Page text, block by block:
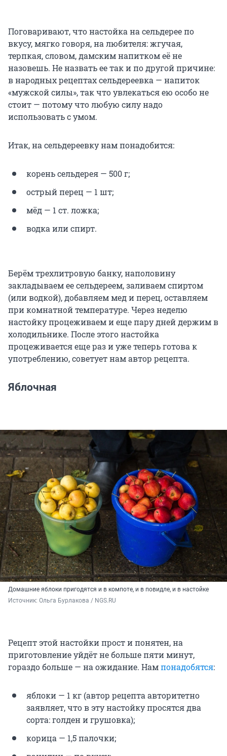
Поговаривают, что настойка на сельдерее по
вкусу, мягко говоря, на любителя: жгучая,
терпкая, словом, дамским напитком её не
назовешь. Не назвать ее так и по другой причине:
в народных рецептах сельдереевка — напиток
«мужской силы», так что увлекаться ею особо не
стоит — потому что любую силу надо
использовать с умом.
Итак, на сельдереевку нам понадобится:
корень сельдерея — 500 г;
острый перец — 1 шт;
мёд — 1 ст. ложка;
водка или спирт.
Берём трехлитровую банку, наполовину
закладываем ее сельдереем, заливаем спиртом
(или водкой), добавляем мед и перец, оставляем
при комнатной температуре. Через неделю
настойку процеживаем и еще пару дней держим в
холодильнике. После этого настойка
процеживается еще раз и уже теперь готова к
употреблению, советует нам автор рецепта.
Яблочная
Домашние яблоки пригодятся и в компоте, и в повидле, и в настойке
Источник: Ольга Бурлакова / NGS.RU
Рецепт этой настойки прост и понятен, на
приготовление уйдёт не больше пяти минут,
гораздо больше — на ожидание. Нампонадобятся:
яблоки — 1 кг (автор рецепта авторитетно
заявляет, что в эту настойку просятся два
сорта: голден и грушовка);
корица — 1,5 палочки;